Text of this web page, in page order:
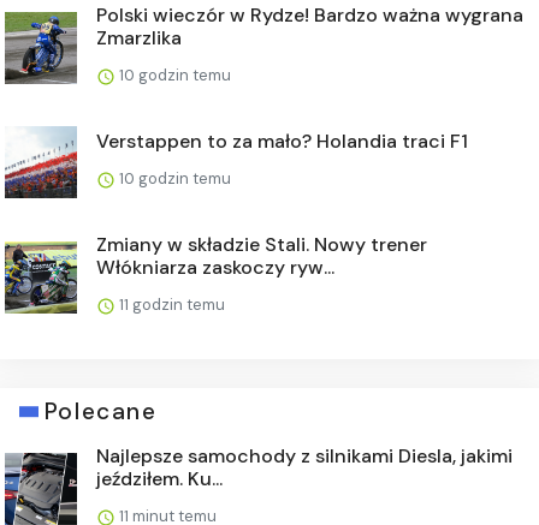
Polski wieczór w Rydze! Bardzo ważna wygrana
Zmarzlika
10 godzin temu
Verstappen to za mało? Holandia traci F1
10 godzin temu
Zmiany w składzie Stali. Nowy trener
Włókniarza zaskoczy ryw...
11 godzin temu
Polecane
Najlepsze samochody z silnikami Diesla, jakimi
jeździłem. Ku...
11 minut temu